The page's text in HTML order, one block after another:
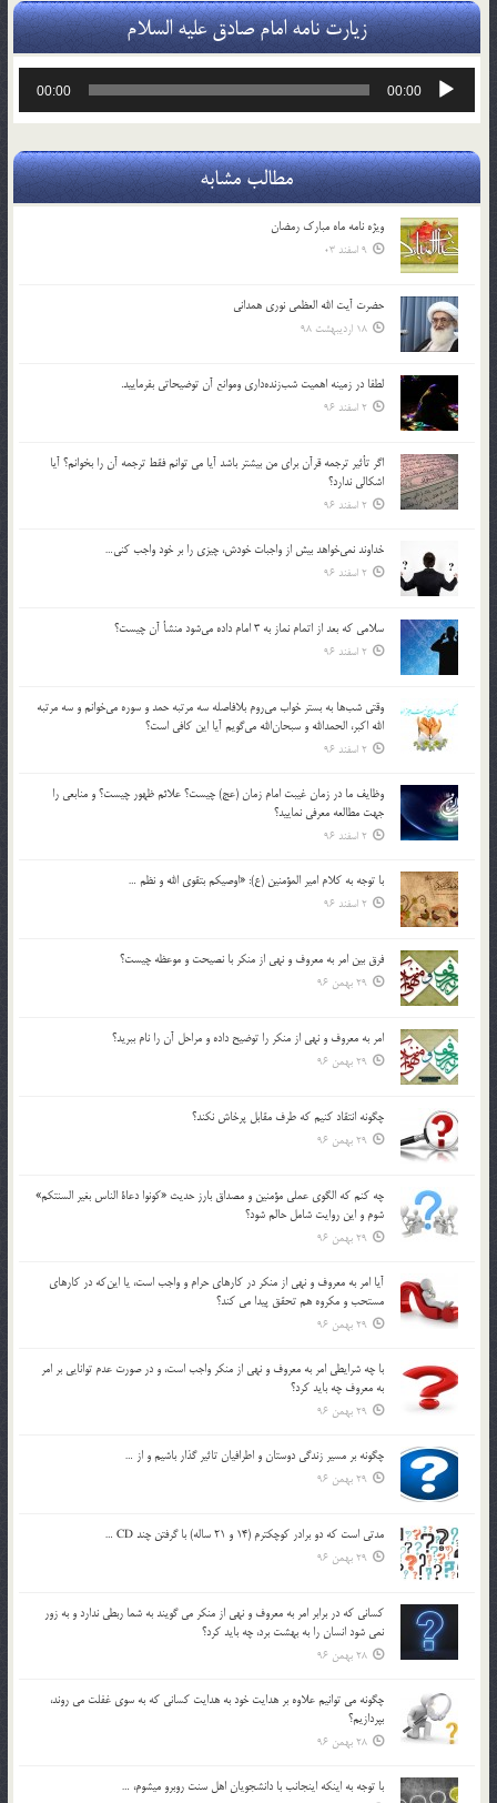
زیارت نامه امام صادق علیه السلام
پخش‌کننده
00:00
00:00
مطالب مشابه
ویژه نامه ماه مبارک رمضان
9 اسفند 03
حضرت آیت الله العظمی نوری همدانی
18 اردیبهشت 98
لطفا در زمينه اهميت شب‌زنده‌داري وموانع آن توضيحاتي بفرماييد.
2 اسفند 96
اگر تأثير ترجمه قرآن براي من بيشتر باشد آيا مي توانم فقط ترجمه آن را بخوانم؟ آيا
اشكالي ندارد؟
2 اسفند 96
خداوند نمي‌خواهد بيش از واجبات خودش، چيزي را بر خود واجب كني…
2 اسفند 96
سلامي كه بعد از اتمام نماز به 3 امام داده مي‌شود منشأ آن چيست؟
2 اسفند 96
وقتي شب‌ها به بستر خواب مي‌روم بلافاصله سه مرتبه حمد و سوره مي‌خوانم و سه مرتبه
الله اكبر، الحمدالله و سبحان‌الله مي‌گويم آيا اين كافي است؟
2 اسفند 96
وظايف ما در زمان غيبت امام زمان (عج) چيست؟ علائم ظهور چيست؟ و منابعي را
جهت مطالعه معرفي نماييد؟
2 اسفند 96
با توجه به كلام امير المؤمنين (ع): «اوصيكم بتقوي الله و نظم …
2 اسفند 96
فرق بين امر به معروف و نهي از منكر با نصيحت و موعظه چيست؟
29 بهمن 96
امر به معروف و نهي از منكر را توضيح داده و مراحل آن را نام ببريد؟
29 بهمن 96
چگونه انتقاد كنيم كه طرف مقابل پرخاش نكند؟
29 بهمن 96
چه كنم كه الگوي عملي مؤمنين و مصداق بارز حديث «كونوا دعاة الناس بغير السنتكم»
شوم و اين روايت شامل حالم شود؟
29 بهمن 96
آيا امر به معروف و نهي از منكر در كارهاي حرام و واجب است، يا اين‌كه در كارهاي
مستحب و مكروه هم تحقق پيدا مي كند؟
29 بهمن 96
با چه شرايطي امر به معروف و نهي از منکر واجب است، و در صورت عدم توانايي بر امر
به معروف چه بايد کرد؟
29 بهمن 96
چگونه بر مسير زندگي دوستان و اطرافيان تاثير گذار باشيم و از …
29 بهمن 96
مدتي است كه دو برادر كوچكترم (14 و 21 ساله) با گرفتن چند CD …
29 بهمن 96
كساني كه در برابر امر به معروف و نهي از منكر مي گويند به شما ربطي ندارد و به زور
نمي شود انسان را به بهشت برد، چه بايد كرد؟
28 بهمن 96
چگونه مي توانيم علاوه بر هدايت خود به هدايت كساني كه به سوي غفلت مي روند،
بپردازيم؟
28 بهمن 96
با توجه به اينكه اينجانب با دانشجويان اهل سنت روبرو مي‎شوم، …